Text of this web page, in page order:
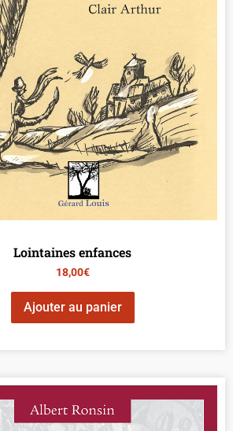
Lointaines enfances
18,00€
Ajouter au panier